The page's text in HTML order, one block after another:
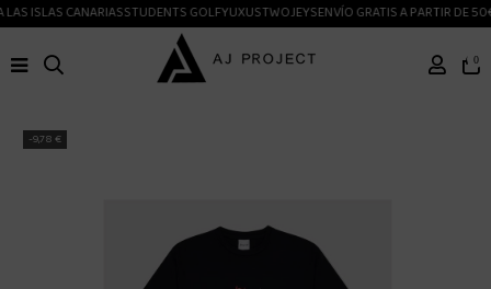
ISLAS CANARIASSTUDENTS GOLFYUXUSTWOJEYSENVÍO GRATIS A PARTIR DE 50€
0
-9,78 €